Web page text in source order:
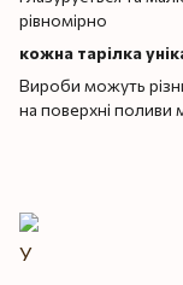
рівномірно
кожна тарілка
Вироби можуть
на поверхні поливи